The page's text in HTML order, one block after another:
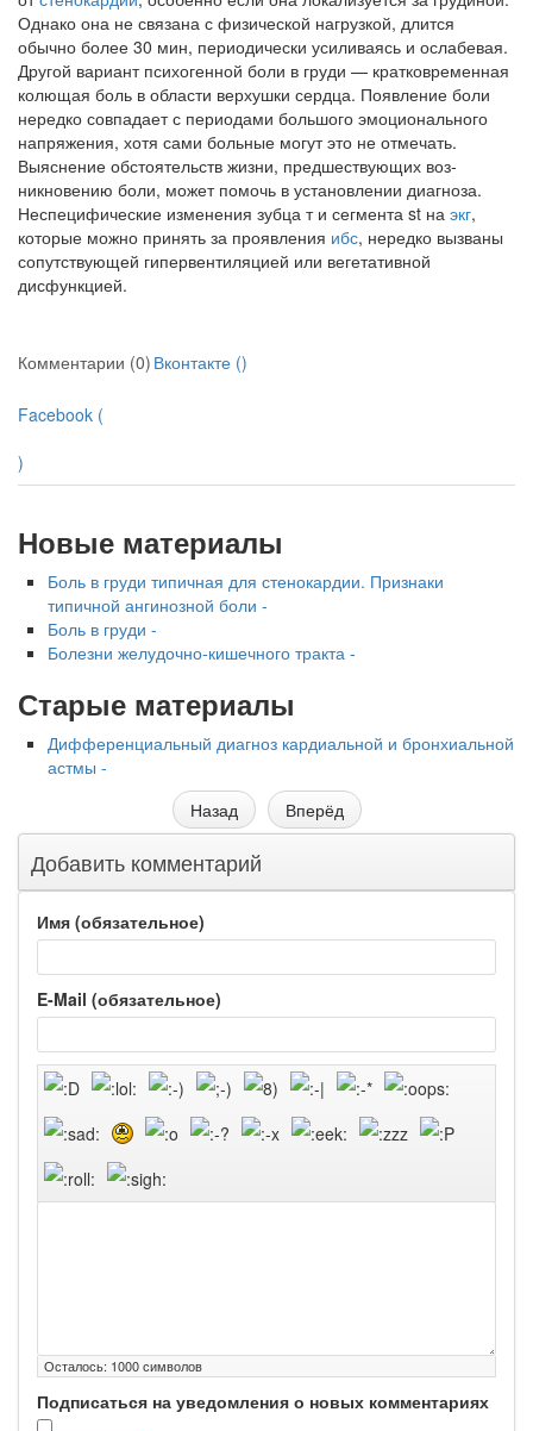
Однако она не связана с физической нагрузкой, длит­ся
обычно более 30 мин, периодически усиливаясь и ослабевая.
Другой вариант психогенной боли в груди — кратковременная
колющая боль в области верхушки сердца. Появление боли
нередко совпадает с пери­одами большого эмоционального
напряжения, хотя сами больные могут это не отмечать.
Выяснение обстоятельств жизни, предшествующих воз­
никновению боли, может помочь в установлении диагноза.
Неспецифи­ческие изменения зубца т и сегмента st на экг,
которые можно принять за проявления ибс, нередко вызваны
сопутствующей гипервентиляцией или вегетативной
дисфункцией.
Комментарии (0) Вконтакте ()
Facebook (
)
Новые материалы
Боль в груди типичная для стенокардии. Признаки
типичной ангинозной боли -
Боль в груди -
Болезни желудочно-кишечного тракта -
Старые материалы
Дифференциальный диагноз кардиальной и бронхиальной
астмы -
Назад
Вперёд
Добавить комментарий
Имя (обязательное)
E-Mail (обязательное)
Осталось: 1000символов
Подписаться на уведомления о новых комментариях